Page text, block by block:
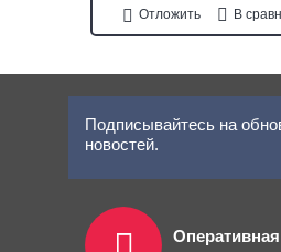
Отложить В
Подписывайтесь на
новостей.